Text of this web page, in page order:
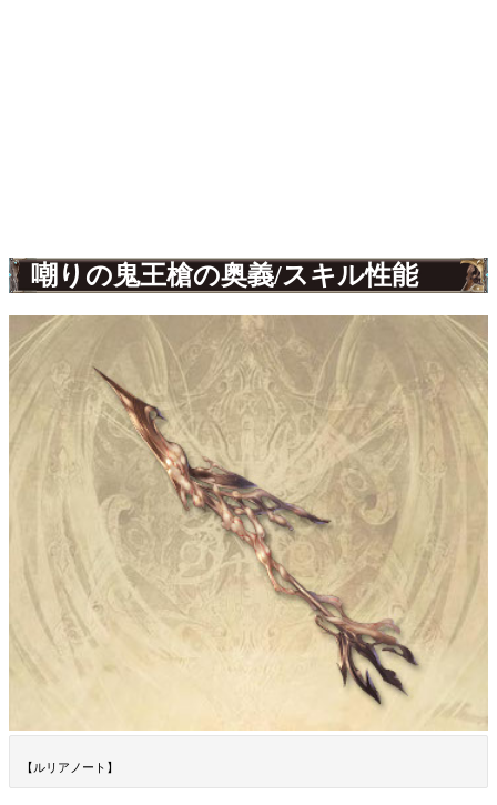
嘲りの鬼王槍の奥義/スキル性能
【ルリアノート】